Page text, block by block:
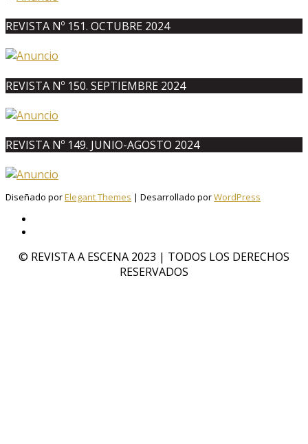
REVISTA Nº 151. OCTUBRE 2024
REVISTA Nº 150. SEPTIEMBRE 2024
REVISTA Nº 149. JUNIO-AGOSTO 2024
Diseñado porElegant Themes | Desarrollado porWordPress
© REVISTA A ESCENA 2023 | TODOS LOS DERECHOS
RESERVADOS